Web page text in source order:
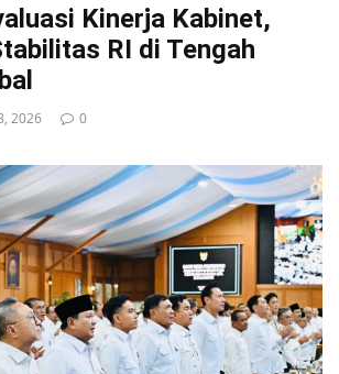
Kinerja Kabinet,
RI di Tengah
2026 0